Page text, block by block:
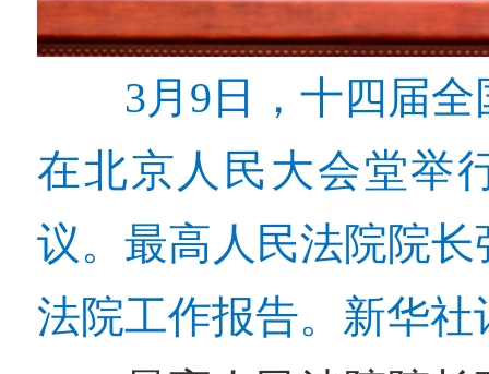
3月9日，十四届
在北京人民大会堂举
议。最高人民法院院
法院工作报告。新华社